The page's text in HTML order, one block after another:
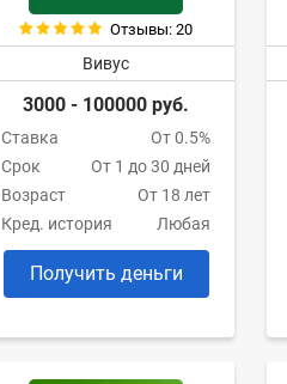
Отзывы: 20
Вивус
3000 - 100000 руб.
Ставка
От 0.5%
Срок
От 1 до 30 дней
Возраст
От 18 лет
Кред. история
Любая
Получить деньги